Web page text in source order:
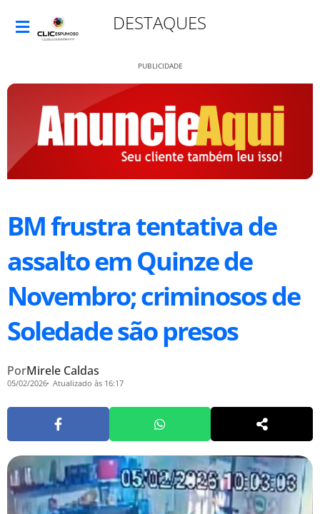
DESTAQUES
PUBLICIDADE
BM frustra tentativa de
assalto em Quinze de
Novembro; criminosos de
Soledade são presos
PorMirele Caldas
05/02/2026 Atualizado às 16:17